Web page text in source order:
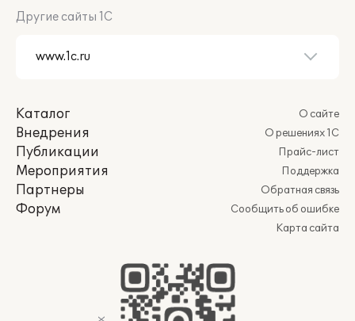
Другие сайты 1С
Каталог
Внедрения
Публикации
Мероприятия
Партнеры
Форум
О сайте
О решениях 1С
Прайс-лист
Поддержка
Обратная связь
Сообщить об ошибке
Карта сайта